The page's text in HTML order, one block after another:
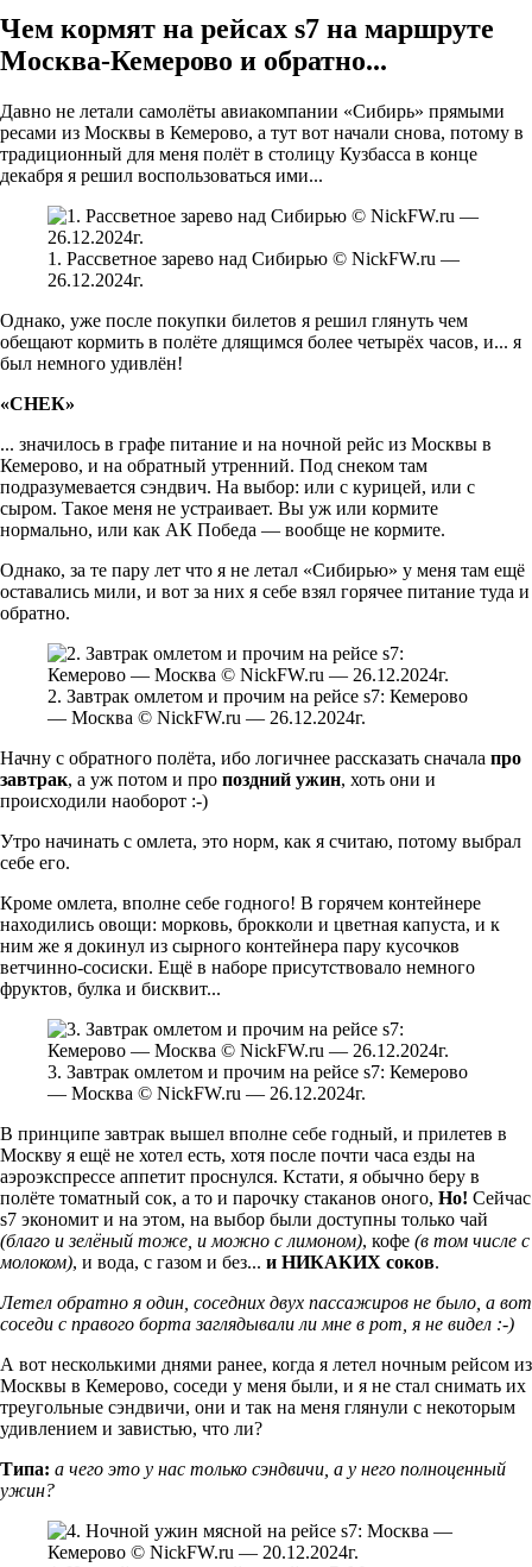
Чем кормят на рейсах s7 на маршруте
Москва-Кемерово и обратно...
Давно не летали самолёты авиакомпании «Сибирь» прямыми
ресами из Москвы в Кемерово, а тут вот начали снова, потому в
традиционный для меня полёт в столицу Кузбасса в конце
декабря я решил воспользоваться ими...
1. Рассветное зарево над Сибирью © NickFW.ru —
26.12.2024г.
Однако, уже после покупки билетов я решил глянуть чем
обещают кормить в полёте длящимся более четырёх часов, и... я
был немного удивлён!
«СНЕК»
... значилось в графе питание и на ночной рейс из Москвы в
Кемерово, и на обратный утренний. Под снеком там
подразумевается сэндвич. На выбор: или с курицей, или с
сыром. Такое меня не устраивает. Вы уж или кормите
нормально, или как АК Победа — вообще не кормите.
Однако, за те пару лет что я не летал «Сибирью» у меня там ещё
оставались мили, и вот за них я себе взял горячее питание туда и
обратно.
2. Завтрак омлетом и прочим на рейсе s7: Кемерово
— Москва © NickFW.ru — 26.12.2024г.
Начну с обратного полёта, ибо логичнее рассказать сначала про
завтрак, а уж потом и про поздний ужин, хоть они и
происходили наоборот :-)
Утро начинать с омлета, это норм, как я считаю, потому выбрал
себе его.
Кроме омлета, вполне себе годного! В горячем контейнере
находились овощи: морковь, брокколи и цветная капуста, и к
ним же я докинул из сырного контейнера пару кусочков
ветчинно-сосиски. Ещё в наборе присутствовало немного
фруктов, булка и бисквит...
3. Завтрак омлетом и прочим на рейсе s7: Кемерово
— Москва © NickFW.ru — 26.12.2024г.
В принципе завтрак вышел вполне себе годный, и прилетев в
Москву я ещё не хотел есть, хотя после почти часа езды на
аэроэкспрессе аппетит проснулся. Кстати, я обычно беру в
полёте томатный сок, а то и парочку стаканов оного, Но! Сейчас
s7 экономит и на этом, на выбор были доступны только чай
(благо и зелёный тоже, и можно с лимоном), кофе (в том числе с
молоком), и вода, с газом и без... и НИКАКИХ соков.
Летел обратно я один, соседних двух пассажиров не было, а вот
соседи с правого борта заглядывали ли мне в рот, я не видел :-)
А вот несколькими днями ранее, когда я летел ночным рейсом из
Москвы в Кемерово, соседи у меня были, и я не стал снимать их
треугольные сэндвичи, они и так на меня глянули с некоторым
удивлением и завистью, что ли?
Типа: а чего это у нас только сэндвичи, а у него полноценный
ужин?